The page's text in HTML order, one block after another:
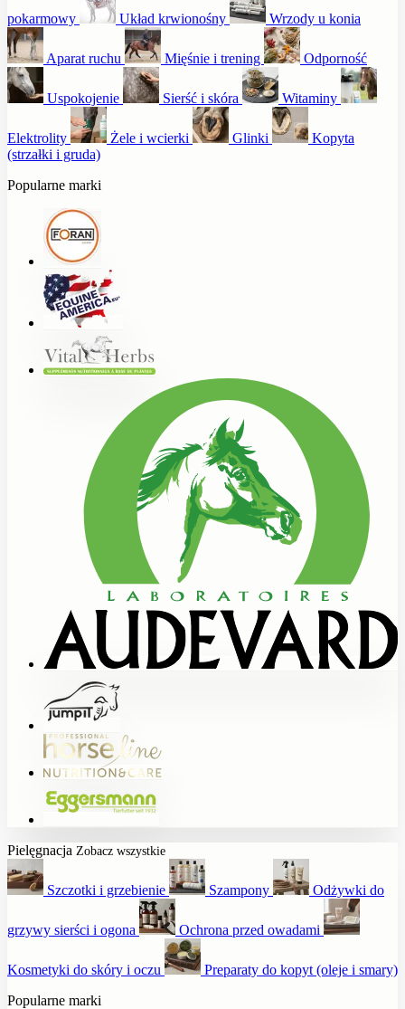
pokarmowy Układ krwionośny Wrzody u konia
Aparat ruchu Mięśnie i trening Odporność
Uspokojenie Sierść i skóra Witaminy
Elektrolity Żele i wcierki Glinki
Kopyta
(strzałki i gruda)
Popularne marki
Pielęgnacja Zobacz wszystkie
Szczotki i grzebienie Szampony Odżywki do
grzywy sierści i ogona Ochrona przed owadami
Kosmetyki do skóry i oczu
Preparaty do kopyt (oleje i smary)
Popularne marki